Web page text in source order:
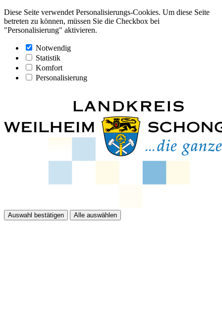
Diese Seite verwendet Personalisierungs-Cookies. Um diese Seite
betreten zu können, müssen Sie die Checkbox bei
"Personalisierung" aktivieren.
Notwendig
Statistik
Komfort
Personalisierung
Auswahl bestätigen Alle auswählen